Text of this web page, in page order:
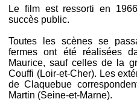
Le film est ressorti en
succès public.
Toutes les scènes se
fermes ont été réalisées
Maurice, sauf celles de la
Couffi (Loir-et-Cher). Les
de Claquebue
Martin (Seine-et-Marne).